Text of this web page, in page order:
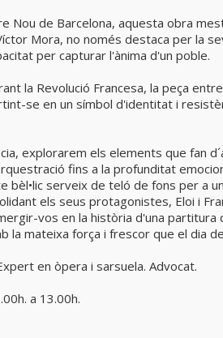
Nou de Barcelona, aquesta obra
Mora, no només destaca per la
per capturar l'ànima d'un poble.
la Revolució Francesa, la peça
se en un símbol d'identitat i
explorarem els elements que fan
fins a la profunditat
bèl•lic serveix de teló de fons per a
els seus protagonistes, Eloi i
vos en la història d'una
la mateixa força i frescor que el dia
en òpera i sarsuela. Advocat.
a 13.00h.